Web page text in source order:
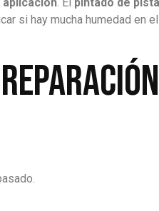
si hay mucha humedad en